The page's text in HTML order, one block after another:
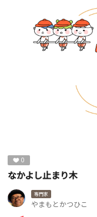
0
なかよし止まり木
専門家
やまもとかつひこ